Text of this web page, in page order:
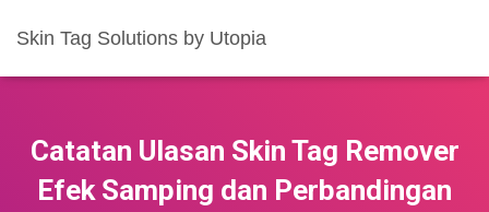
Skin Tag Solutions by Utopia
Catatan Ulasan Skin Tag Remover
Efek Samping dan Perbandingan